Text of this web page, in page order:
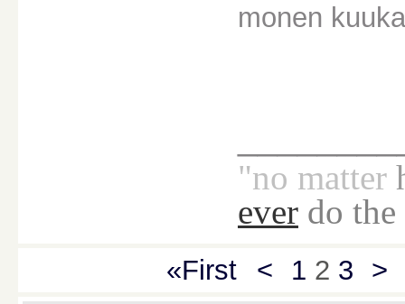
monen
"no matter
ever do
«First < 1 2 3 >